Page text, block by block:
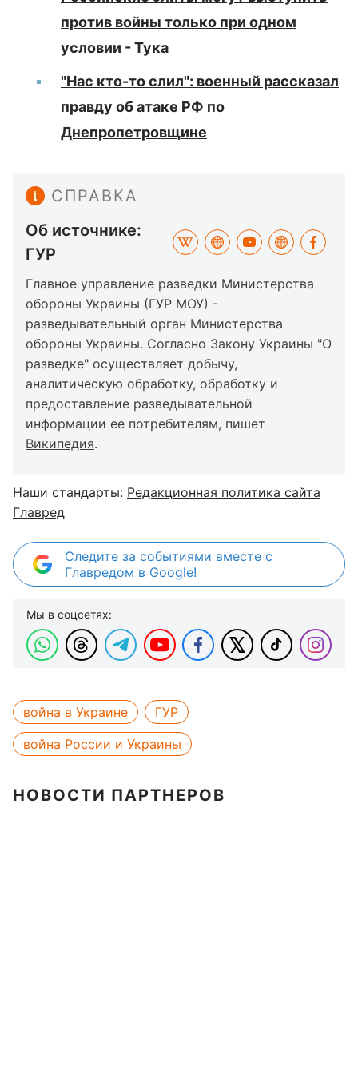
против войны только при одном
условии - Тука
"Нас кто-то слил": военный рассказал
правду об атаке РФ по
Днепропетровщине
СПРАВКА
Об источнике:
ГУР
Главное управление разведки Министерства
обороны Украины (ГУР МОУ) -
разведывательный орган Министерства
обороны Украины. Согласно Закону Украины "О
разведке" осуществляет добычу,
аналитическую обработку, обработку и
предоставление разведывательной
информации ее потребителям, пишет
Википедия.
Наши стандарты: Редакционная политика сайта
Главред
Следите за событиями вместе с
Главредом в Google!
Мы в соцсетях:
война в Украине
ГУР
война России и Украины
НОВОСТИ ПАРТНЕРОВ